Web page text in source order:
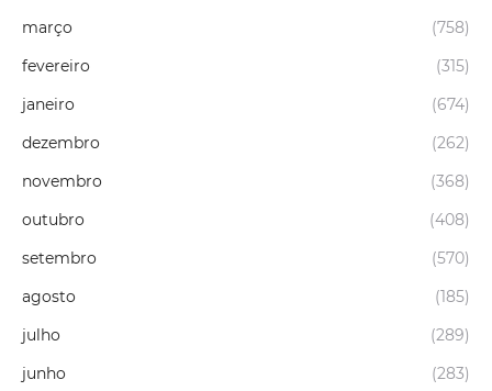
março
(758)
fevereiro
(315)
janeiro
(674)
dezembro
(262)
novembro
(368)
outubro
(408)
setembro
(570)
agosto
(185)
julho
(289)
junho
(283)